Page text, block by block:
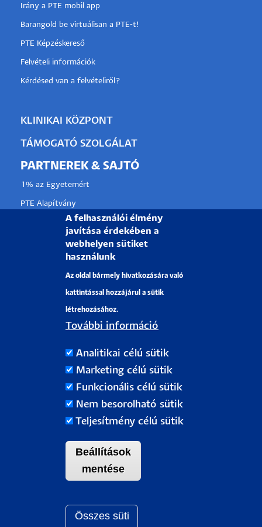
Irány a PTE mobil app
Barangold be virtuálisan a PTE-t!
PTE Képzéskereső
Felvételi információk
Kérdésed van a felvételiről?
KLINIKAI KÖZPONT
TÁMOGATÓ SZOLGÁLAT
PARTNEREK & SAJTÓ
1% az Egyetemért
PTE Alapítvány
Partnerkapcsolati lehetőségek
Médiaajánlat
Pályázati projektek
H-7622 Pécs, Vasvári Pál utca. 4.
Tel.:+36-72/501-500
Rektori Kabinet: +36 30/787-2913
A felhasználói élmény
javítása érdekében a
webhelyen sütiket
használunk
Az oldal bármely hivatkozására való
kattintással hozzájárul a sütik
létrehozásához.
További információ
Analitikai célú sütik
Marketing célú sütik
Funkcionális célú sütik
Nem besorolható sütik
Teljesítmény célú sütik
Beállítások
mentése
Összes süti